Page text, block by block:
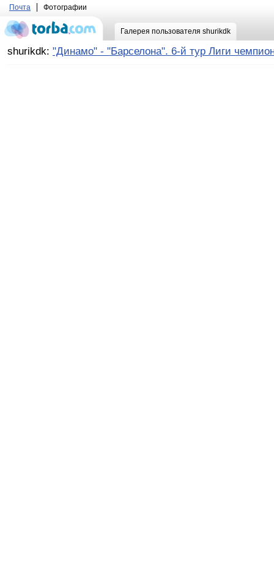
Почта Фотографии
Галерея пользователя shurikdk
shurikdk: "Динамо" - "Барселона". 6-й тур Лиги